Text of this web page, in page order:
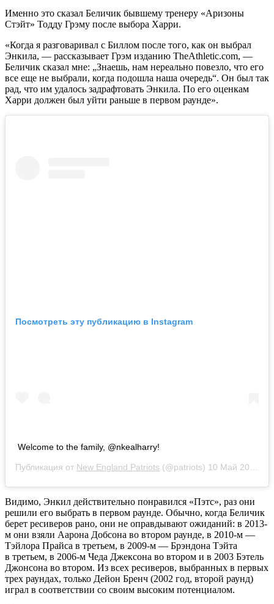
Именно это сказал Беличик бывшему тренеру «Аризоны
Стэйт» Тодду Грэму после выбора Харри.
«Когда я разговаривал с Биллом после того, как он выбрал
Энкила, — рассказывает Грэм изданию TheAthletic.com, —
Беличик сказал мне: „Знаешь, нам нереально повезло, что его
все еще не выбрали, когда подошла наша очередь“. Он был так
рад, что им удалось задрафтовать Энкила. По его оценкам
Харри должен был уйти раньше в первом раунде».
Посмотреть эту публикацию в Instagram
Welcome to the family, @nkealharry!
Публикация от New England Patriots (@patriots) 10 Май 2019 в 10:12 PDT
Видимо, Энкил действительно понравился «Пэтс», раз они
решили его выбрать в первом раунде. Обычно, когда Беличик
берет ресиверов рано, они не оправдывают ожиданий: в 2013-
м они взяли Аарона Добсона во втором раунде, в 2010-м —
Тэйлора Прайса в третьем, в 2009-м — Брэндона Тэйта
в третьем, в 2006-м Чеда Джексона во втором и в 2003 Бэтель
Джонсона во втором. Из всех ресиверов, выбранных в первых
трех раундах, только Дейон Бренч (2002 год, второй раунд)
играл в соответствии со своим высоким потенциалом.